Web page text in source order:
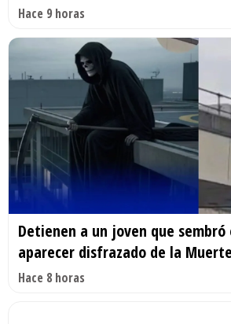
Hace 9 horas
Detienen a un joven que sembró
aparecer disfrazado de la
Hace 8 horas